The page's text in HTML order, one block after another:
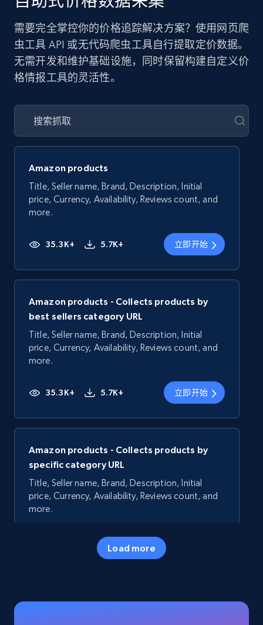
需要完全掌控你的价格追踪解决方案？使用网页爬
虫工具 API 或无代码爬虫工具自行提取定价数据。
无需开发和维护基础设施，同时保留构建自定义价
格情报工具的灵活性。
Amazon products
Title, Seller name, Brand, Description, Initial
price, Currency, Availability, Reviews count, and
more.
35.3K+ 5.7K+ 立即开始
Amazon products - Collects products by
best sellers category URL
Title, Seller name, Brand, Description, Initial
price, Currency, Availability, Reviews count, and
more.
35.3K+ 5.7K+ 立即开始
Amazon products - Collects products by
specific category URL
Title, Seller name, Brand, Description, Initial
price, Currency, Availability, Reviews count, and
more.
5.7K+
Load more